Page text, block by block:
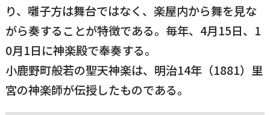
り、囃子方は舞台ではなく、楽屋内から舞を見な
がら奏することが特徴である。毎年、4月15日、1
0月1日に神楽殿で奉奏する。
小鹿野町般若の聖天神楽は、明治14年（1881）里
宮の神楽師が伝授したものである。